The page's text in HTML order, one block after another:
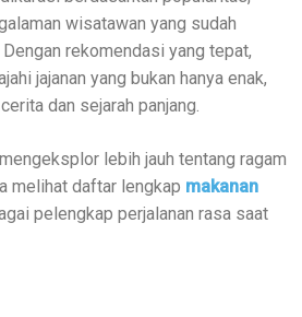
wisatawan yang sudah
rekomendasi yang tepat,
jajanan yang bukan hanya enak,
dan sejarah panjang.
lebih jauh tentang ragam
melihat daftar lengkap makanan
pelengkap perjalanan rasa saat